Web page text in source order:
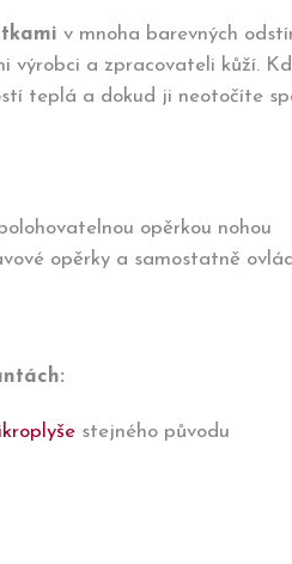
v mnoha barevných
a zpracovateli kůží.
teplá a dokud ji neotočíte
opěrkou nohou
opěrky a samostatně
stejného původu